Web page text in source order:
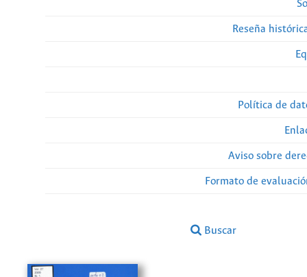
Reseña
Política de
Aviso sobre
Formato de
Buscar